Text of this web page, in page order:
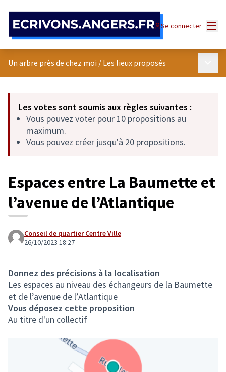
Se connecter
Un arbre près de chez moi / Les lieux proposés
Les votes sont soumis aux règles suivantes :
Vous pouvez voter pour 10 propositions au
maximum.
Vous pouvez créer jusqu'à 20 propositions.
Espaces entre La Baumette et
l’avenue de l’Atlantique
Conseil de quartier Centre Ville
26/10/2023 18:27
Donnez des précisions à la localisation
Les espaces au niveau des échangeurs de la Baumette
et de l’avenue de l’Atlantique
Vous déposez cette proposition
Au titre d'un collectif